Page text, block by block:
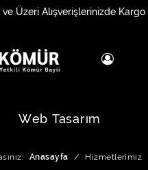
Üzeri Alışverişlerinizde Kargo
Web Tasarım
Anasayfa / Hizmetlerimiz